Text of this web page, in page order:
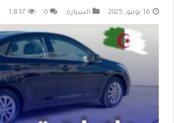
16 يونيو، 2025 السيارة 0
1,837